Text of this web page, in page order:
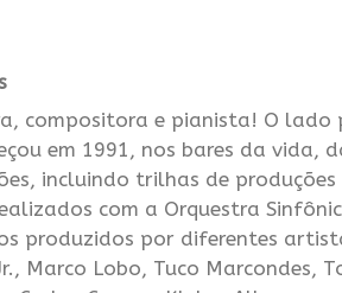
compositora e pianista! O lado
em 1991, nos bares da
incluindo trilhas de produções
com a Orquestra
produzidos por diferentes
Marco Lobo, Tuco Marcondes,